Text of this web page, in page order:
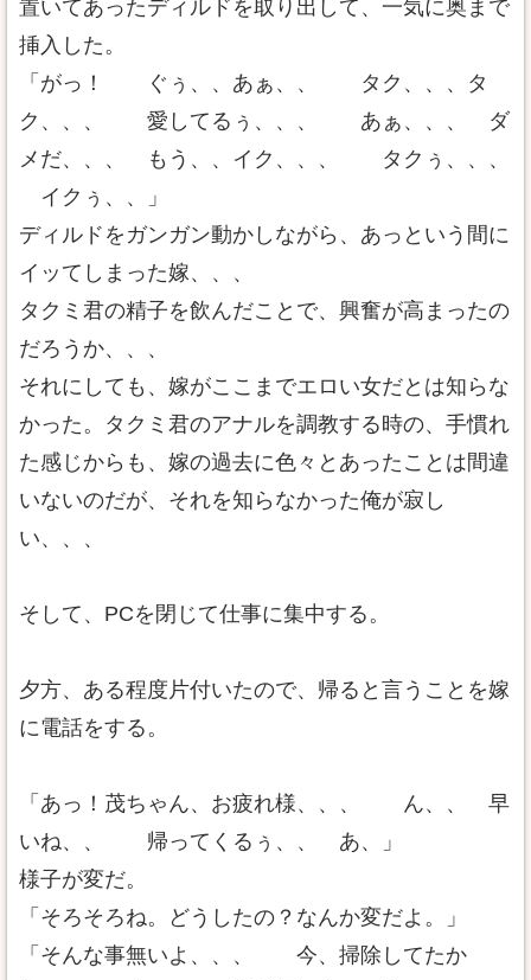
置いてあったディルドを取り出して、一気に奥まで
挿入した。
「がっ！ ぐぅ、、あぁ、、 タク、、、タ
ク、、、 愛してるぅ、、、 あぁ、、、 ダ
メだ、、、 もう、、イク、、、 タクぅ、、、
イクぅ、、」
ディルドをガンガン動かしながら、あっという間に
イッてしまった嫁、、、
タクミ君の精子を飲んだことで、興奮が高まったの
だろうか、、、
それにしても、嫁がここまでエロい女だとは知らな
かった。タクミ君のアナルを調教する時の、手慣れ
た感じからも、嫁の過去に色々とあったことは間違
いないのだが、それを知らなかった俺が寂し
い、、、
そして、PCを閉じて仕事に集中する。
夕方、ある程度片付いたので、帰ると言うことを嫁
に電話をする。
「あっ！茂ちゃん、お疲れ様、、、 ん、、 早
いね、、 帰ってくるぅ、、 あ、」
様子が変だ。
「そろそろね。どうしたの？なんか変だよ。」
「そんな事無いよ、、、 今、掃除してたか